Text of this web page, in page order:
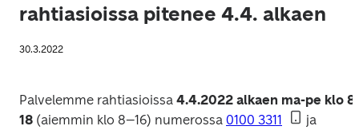
rahtiasioissa pitenee 4.4. alkaen
30.3.2022
Palvelemme rahtiasioissa 4.4.2022 alkaen ma-pe klo
18 (aiemmin klo 8–16) numerossa 0100 3311
ja